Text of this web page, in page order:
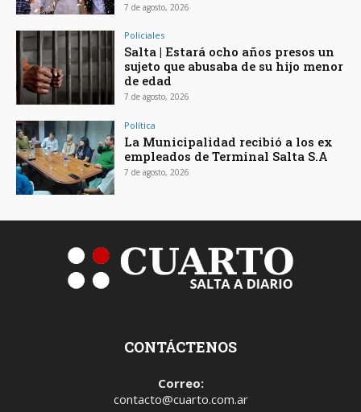
7 de agosto, 2026
Policiales
Salta | Estará ocho años presos un
sujeto que abusaba de su hijo menor
de edad
7 de agosto, 2026
Política
La Municipalidad recibió a los ex
empleados de Terminal Salta S.A
7 de agosto, 2026
CONTÁCTENOS
Correo:
contacto@cuarto.com.ar